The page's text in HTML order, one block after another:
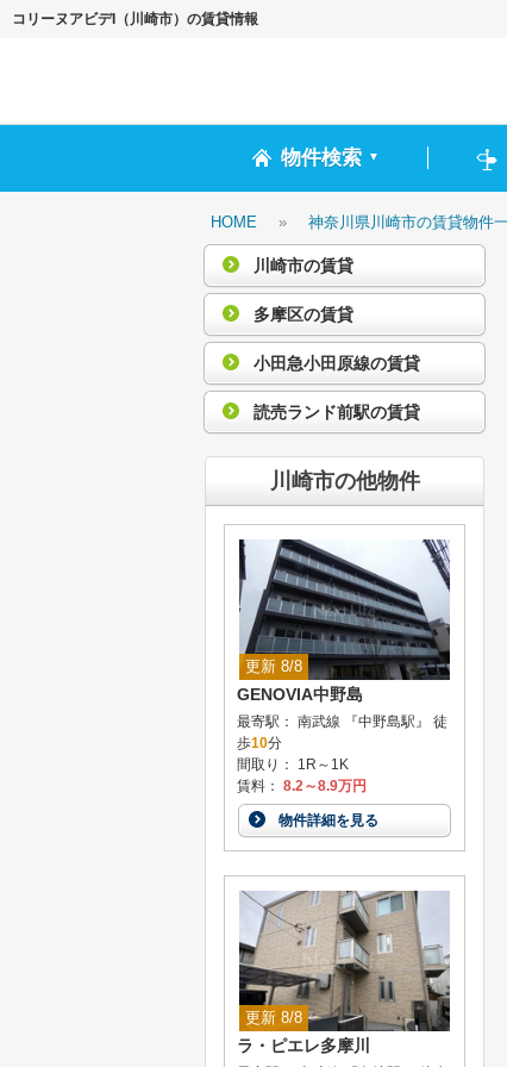
コリーヌアビデI（川崎市）の賃貸情報
物件検索 ▼
HOME » 神奈川県川崎市の賃貸物件
川崎市の賃貸
多摩区の賃貸
小田急小田原線の賃貸
読売ランド前駅の賃貸
川崎市の他物件
更新 8/8
GENOVIA中野島
最寄駅： 南武線 『中野島駅』 徒
歩10分
間取り： 1R～1K
賃料： 8.2～8.9万円
物件詳細を見る
更新 8/8
ラ・ピエレ多摩川